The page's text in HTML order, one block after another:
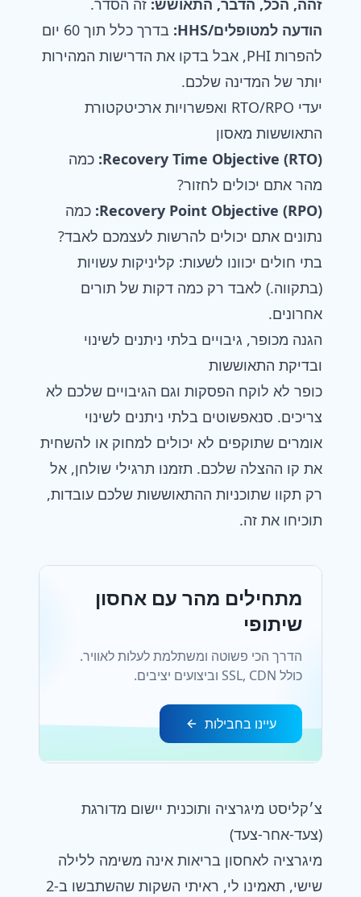
זהה, הכל, הדבר, התאושש: זה הסדר.
הודעה למטופלים/HHS:
בדרך כלל תוך 60 יום
להפרות PHI, אבל בדקו את הדרישות המהירות
יותר של המדינה שלכם.
יעדי RTO/RPO ואפשרויות ארכיטקטורת
התאוששות מאסון
Recovery Time Objective (RTO): כמה
מהר אתם יכולים לחזור?
Recovery Point Objective (RPO): כמה
נתונים אתם יכולים להרשות לעצמכם לאבד?
בתי חולים יכוונו לשעות: קליניקות עשויות
(בתקווה.) לאבד רק כמה דקות של תורים
אחרונים.
הגנה מכופר, גיבויים בלתי ניתנים לשינוי
ובדיקת התאוששות
כופר לא לוקח הפסקות וגם הגיבויים שלכם לא
צריכים. סנאפשוטים בלתי ניתנים לשינוי
אומרים שתוקפים לא יכולים למחוק או להשחית
את קו ההצלה שלכם. תזמנו תרגילי שולחן, אל
רק תקוו שתוכניות ההתאוששות שלכם עובדות,
תוכיחו את זה.
מתחילים מהר עם אחסון
שיתופי
הדרך הכי פשוטה ומשתלמת לעלות לאוויר.
כולל SSL, CDN וביצועים יציבים.
עיינו בחבילות
צ׳קליסט מיגרציה ותוכנית יישום מדורגת
(צעד-אחר-צעד)
מיגרציה לאחסון בריאות אינה משימה ללילה
שישי, תאמינו לי, ראיתי השקות שהשתבשו ב-2